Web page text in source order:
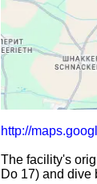
http://
The facility's
Do 17) and dive